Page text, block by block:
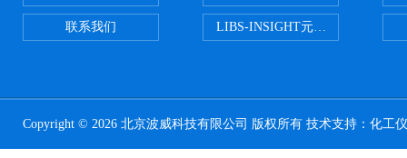
联系我们 LIBS-INSIGHT元素光谱分析仪
Copyright © 2026 北京波威科技有限公司 版权所有 技术支持： 化工